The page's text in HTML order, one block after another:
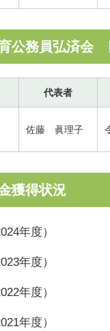
公務員弘済会
代表者
佐藤 眞理子
獲得状況
年度）
年度）
年度）
年度）